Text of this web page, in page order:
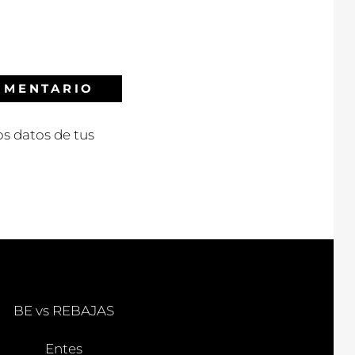
datos de tus
BE vs REBAJAS
Entes